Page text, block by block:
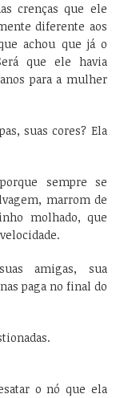
crenças que ele
diferente aos
achou que já o
que ele havia
para a mulher
suas cores? Ela
sempre se
marrom de
molhado, que
amigas, sua
paga no final do
o nó que ela